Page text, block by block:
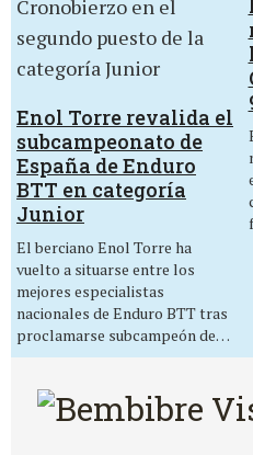
Enol Torre revalida el
subcampeonato de
España de Enduro
BTT en categoría
Junior
El berciano Enol Torre ha
vuelto a situarse entre los
mejores especialistas
nacionales de Enduro BTT tras
proclamarse subcampeón de…